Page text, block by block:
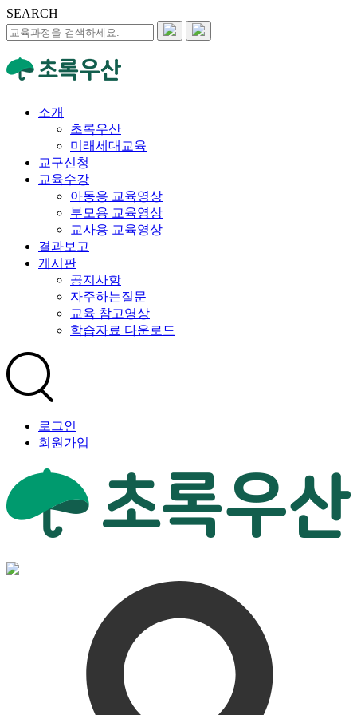
SEARCH
소개
초록우산
미래세대교육
교구신청
교육수강
아동용 교육영상
부모용 교육영상
교사용 교육영상
결과보고
게시판
공지사항
자주하는질문
교육 참고영상
학습자료 다운로드
로그인
회원가입